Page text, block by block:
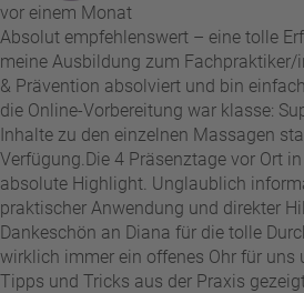
vor einem Monat
Absolut empfehlenswert – eine tolle
meine Ausbildung zum Fachpraktiker/
& Prävention absolviert und bin
die Online-Vorbereitung war klasse:
Inhalte zu den einzelnen Massagen
Verfügung. ​Die 4 Präsenztage vor Ort
absolute Highlight. Unglaublich
praktischer Anwendung und direkter
Dankeschön an Diana für die tolle
wirklich immer ein offenes Ohr für uns
Tipps und Tricks aus der Praxis